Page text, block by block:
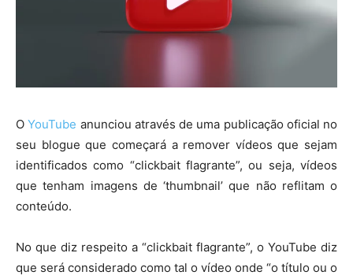
OYouTube anunciou através de uma publicação oficial no
seu blogue que começará a remover vídeos que sejam
identificados como “clickbait flagrante”, ou seja, vídeos
que tenham imagens de ‘thumbnail’ que não reflitam o
conteúdo.
No que diz respeito a “clickbait flagrante”, o YouTube diz
que será considerado como tal o vídeo onde “o título ou o